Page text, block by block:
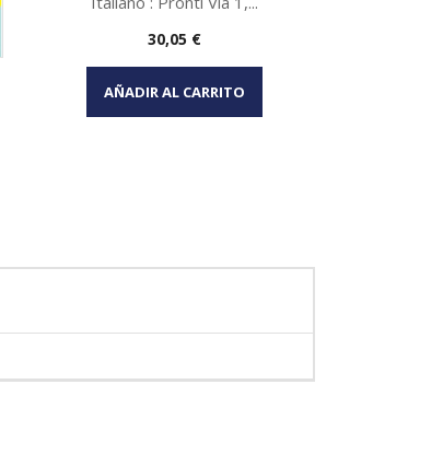
Vista rápida
Precio
30,05 €
AÑADIR AL CARRITO